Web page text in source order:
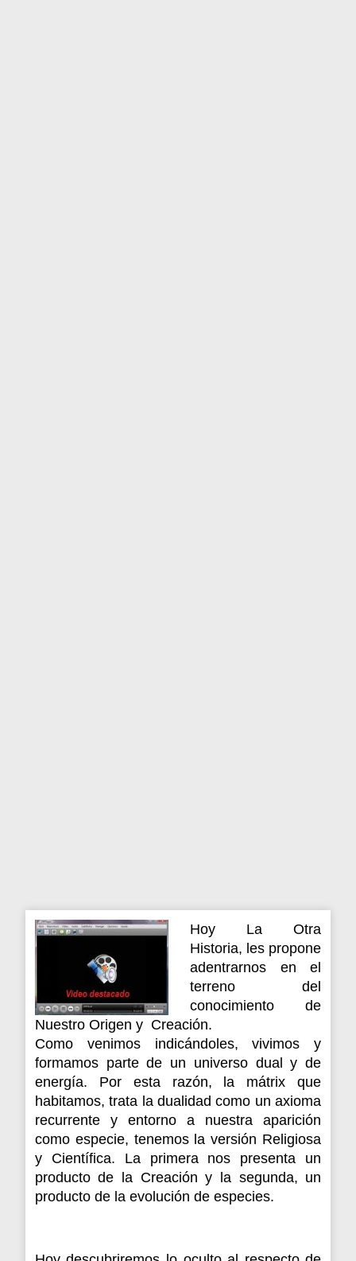
Hoy La Otra
Historia, les propone
adentrarnos en el
terreno del
conocimiento de
Nuestro Origen y Creación.
Como venimos indicándoles, vivimos y
formamos parte de un universo dual y de
energía. Por esta razón, la mátrix que
habitamos, trata la dualidad como un axioma
recurrente y entorno a nuestra aparición
como especie, tenemos la versión Religiosa
y Científica. La primera nos presenta un
producto de la Creación y la segunda, un
producto de la evolución de especies.